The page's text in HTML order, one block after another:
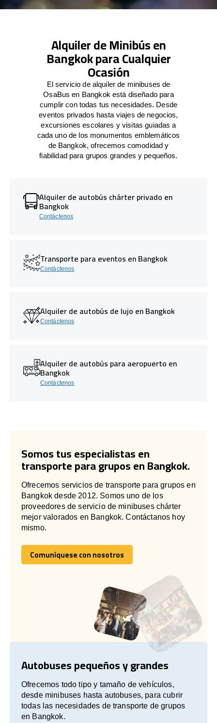
Alquiler de Minibús en
Bangkok para Cualquier
Ocasión
El servicio de alquiler de minibuses de
OsaBus en Bangkok está diseñado para
cumplir con todas tus necesidades. Desde
eventos privados hasta viajes de negocios,
excursiones escolares y visitas guiadas a
cada uno de los monumentos emblemáticos
de Bangkok, ofrecemos comodidad y
fiabilidad para grupos grandes y pequeños.
Alquiler de autobús chárter privado en
Bangkok
Contáctenos
Transporte para eventos en Bangkok
Contáctenos
Alquiler de autobús de lujo en Bangkok
Contáctenos
Alquiler de autobús para aeropuerto en
Bangkok
Contáctenos
Somos tus especialistas en
transporte para grupos en Bangkok.
Ofrecemos servicios de transporte para grupos en
Bangkok desde 2012. Somos uno de los
proveedores de servicio de minibuses chárter
mejor valorados en Bangkok. Contáctanos hoy
mismo.
Comuníquese con nosotros
Comuníquese con nosotros
Autobuses pequeños y grandes
Ofrecemos todo tipo y tamaño de vehículos,
desde minibuses hasta autobuses, para cubrir
todas las necesidades de transporte de grupos
en Bangkok.